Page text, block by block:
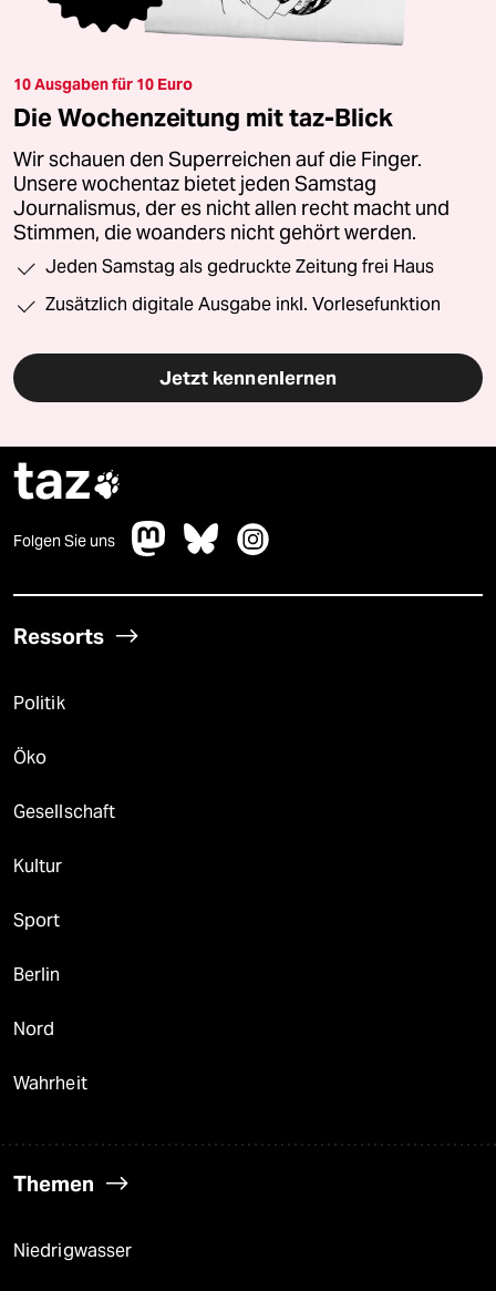
10 Ausgaben für 10 Euro
Die Wochenzeitung mit taz-Blick
Wir schauen den Superreichen auf die Finger.
Unsere wochentaz bietet jeden Samstag
Journalismus, der es nicht allen recht macht und
Stimmen, die woanders nicht gehört werden.
Jeden Samstag als gedruckte Zeitung frei Haus
Zusätzlich digitale Ausgabe inkl. Vorlesefunktion
Jetzt kennenlernen
taz
Folgen Sie uns
Ressorts
Politik
Öko
Gesellschaft
Kultur
Sport
Berlin
Nord
Wahrheit
Themen
Niedrigwasser